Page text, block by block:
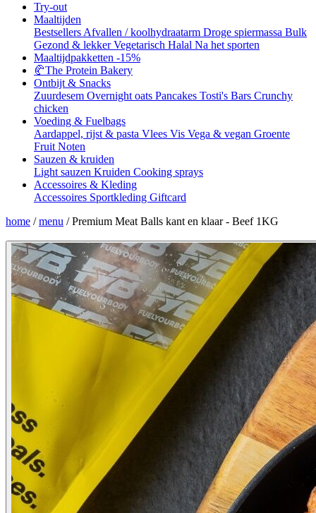
Try-out
Maaltijden
Bestsellers Afvallen / koolhydraatarm Droge spiermassa Bulk
Gezond & lekkerVegetarisch Halal Na het sporten
Maaltijdpakketten -15%
🥐The Protein Bakery
Ontbijt & Snacks
Zuurdesem Overnight oats Pancakes Tosti's Bars Crunchy
chicken
Voeding & Fuelbags
Aardappel, rijst & pasta Vlees Vis Vega & vegan Groente
Fruit Noten
Sauzen & kruiden
Light sauzen Kruiden Cooking sprays
Accessoires & Kleding
Accessoires Sportkleding Giftcard
home / menu / Premium Meat Balls kant en klaar - Beef 1KG